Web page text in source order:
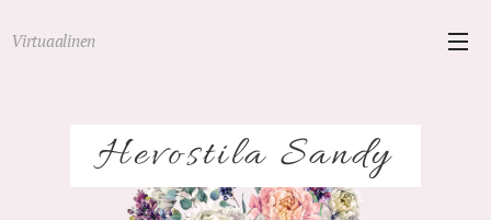
Virtuaalinen
Hevostila Sandy